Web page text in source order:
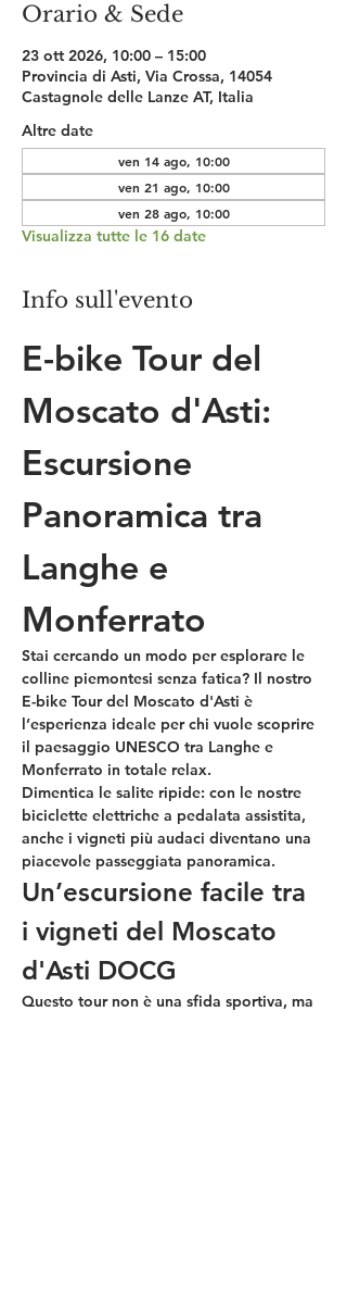
Orario & Sede
23 ott 2026, 10:00 – 15:00
Provincia di Asti, Via Crossa, 14054
Castagnole delle Lanze AT, Italia
Altre date
ven 14 ago, 10:00
ven 21 ago, 10:00
ven 28 ago, 10:00
Visualizza tutte le 16 date
Info sull'evento
E-bike Tour del
Moscato d'Asti:
Escursione
Panoramica tra
Langhe e
Monferrato
Stai cercando un modo per esplorare le
colline piemontesi senza fatica? Il nostro
E-bike Tour del Moscato d'Asti è
l’esperienza ideale per chi vuole scoprire
il paesaggio UNESCO tra Langhe e
Monferrato in totale relax.
Dimentica le salite ripide: con le nostre
biciclette elettriche a pedalata assistita,
anche i vigneti più audaci diventano una
piacevole passeggiata panoramica.
Un’escursione facile tra
i vigneti del Moscato
d'Asti DOCG
Questo tour non è una sfida sportiva, ma